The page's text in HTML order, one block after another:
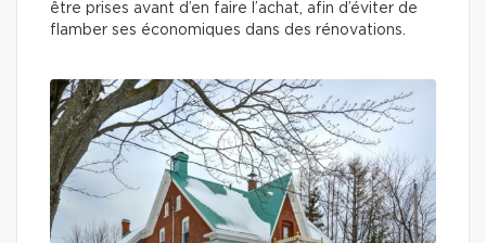
être prises avant d’en faire l’achat, afin d’éviter de
flamber ses économiques dans des rénovations.